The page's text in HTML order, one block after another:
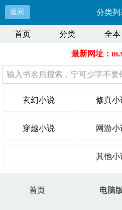
返回 分类列
首页 分类 全本
最新网址：
玄幻小说 修真小
穿越小说 网游小
其他小
首页 电脑版